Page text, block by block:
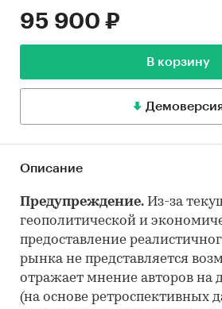
95 900 ₽
В корзину
Описание
Предупреждение. Из-за
геополитической и
предоставление
рынка не представляется
отражает мнение авторов на
(на основе ретроспективных